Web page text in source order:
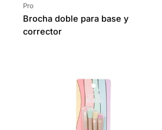
Proveedor:
Pro
Brocha doble para base y
corrector